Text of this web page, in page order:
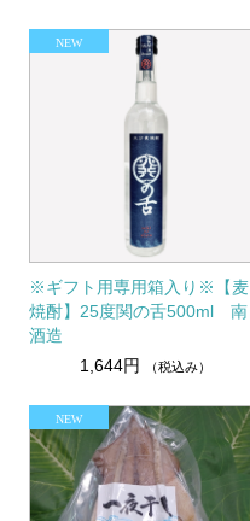
※ギフト用専用箱入り※【麦
焼酎】25度関の舌500ml 南
酒造
1,644円
（税込み）